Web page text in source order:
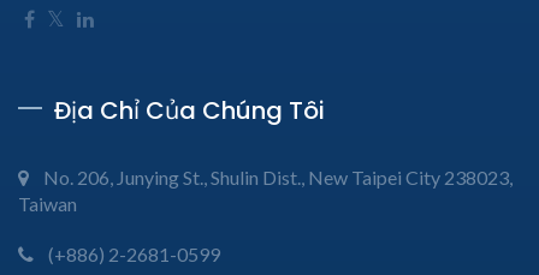
Địa Chỉ Của Chúng Tôi
No. 206, Junying St., Shulin Dist., New Taipei City 238023,
Taiwan
(+886) 2-2681-0599